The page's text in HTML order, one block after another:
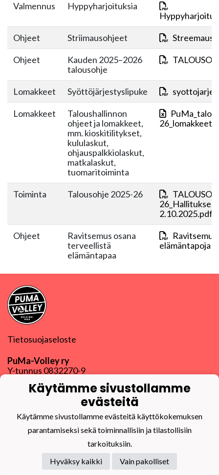
Valmennus
Hyppyharjoituksia
Ohjeet Striimausohjeet
Ohjeet
Kauden 2025–2026
talousohje
Lomakkeet Syöttöjärjestyslipuke
Lomakkeet
Taloushallinnon
ohjeet ja lomakkeet,
mm. kioskitilitykset,
kululaskut,
ohjauspalkkiolaskut,
matkalaskut,
tuomaritoiminta
Toiminta Talousohje 2025-26
26_Hallituksen
2.10.2025.pdf
Ohjeet
Ravitsemus osana
terveellistä
elämäntapaa
elämäntapoja
Tietosuojaseloste
PuMa-Volley ry
Y-tunnus 0832270-9
Linkki muihin yhteystietoihin
Powered by
Käytämme sivustollamme
evästeitä
Käytämme sivustollamme evästeitä käyttökokemuksen
parantamiseksi sekä toiminnallisiin ja tilastollisiin
tarkoituksiin.
Hyväksy kaikki
Vain pakolliset